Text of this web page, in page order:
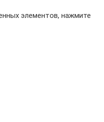
элементов, нажмите